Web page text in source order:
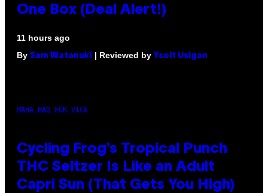
One Box (Deal Alert!)
11 hours ago
By Sam Watanuki | Reviewed by Ysolt Usigan
MAHA HAQ FOR VICE
Cycling Frog’s Tropical Punch
THC Seltzer Is Like an Adult
Capri Sun (That Gets You High)